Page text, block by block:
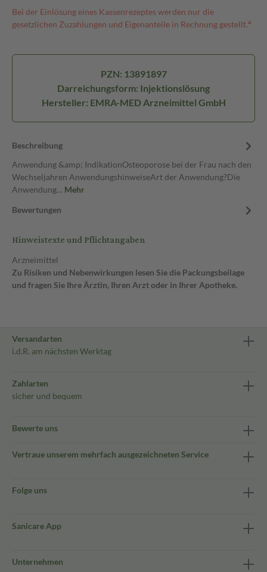
Bei der Einlösung eines Kassenrezeptes werden nur die
gesetzlichen Zuzahlungen und Eigenanteile in Rechnung gestellt.⁴
PZN: 13891897
Darreichungsform: Injektionslösung
Hersteller: EMRA-MED Arzneimittel GmbH
Beschreibung
Anwendung &amp; IndikationOsteoporose bei der Frau nach den
Wechseljahren AnwendungshinweiseArt der Anwendung?Die
Anwendung… Mehr
Bewertungen
Hinweistexte und Pflichtangaben
Arzneimittel
Zu Risiken und Nebenwirkungen lesen Sie die Packungsbeilage
und fragen Sie Ihre Ärztin, Ihren Arzt oder in Ihrer Apotheke.
Versandarten
i.d.R. am nächsten Werktag
Zahlarten
sicher und bequem
Bewerte uns
Vertraue unserem mehrfach ausgezeichneten Service
Folge uns
Sanicare App
Unternehmen